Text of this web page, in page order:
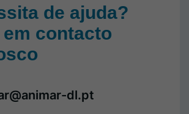
de ajuda?
em contacto
dl.pt